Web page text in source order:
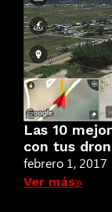
Las 10
con tus
febrero 1, 2017
Ver más